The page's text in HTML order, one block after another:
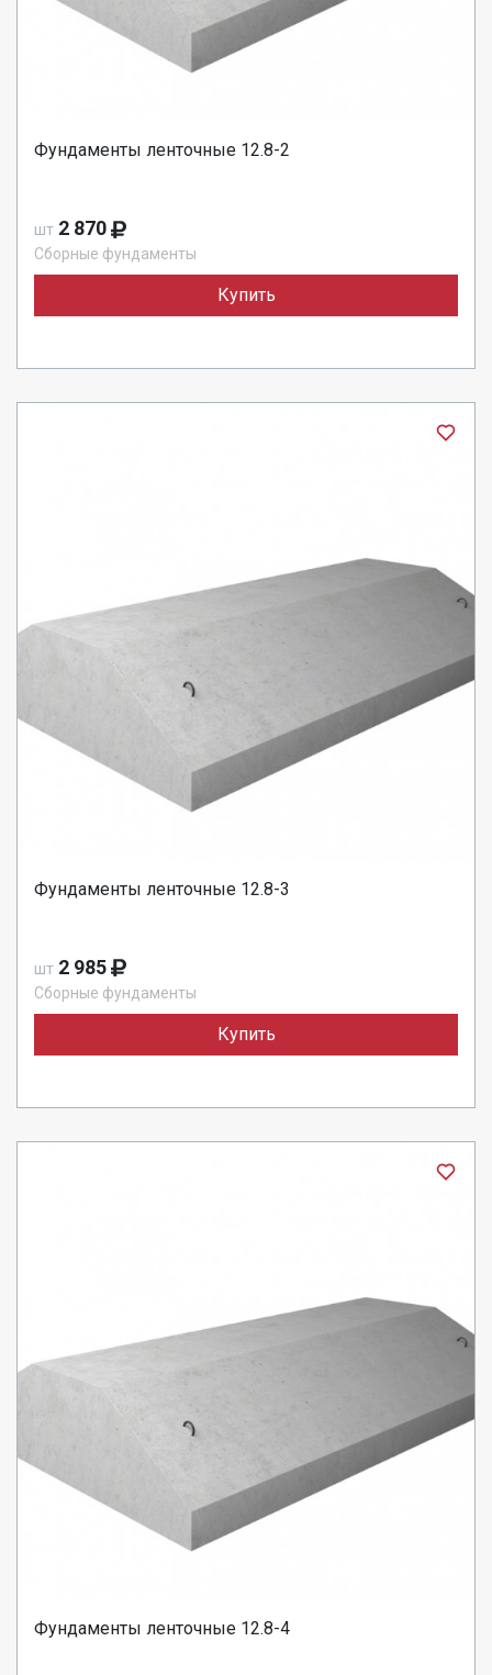
Фундаменты ленточные 12.8-2
шт 2 870
Сборные фундаменты
Купить
Фундаменты ленточные 12.8-3
шт 2 985
Сборные фундаменты
Купить
Фундаменты ленточные 12.8-4